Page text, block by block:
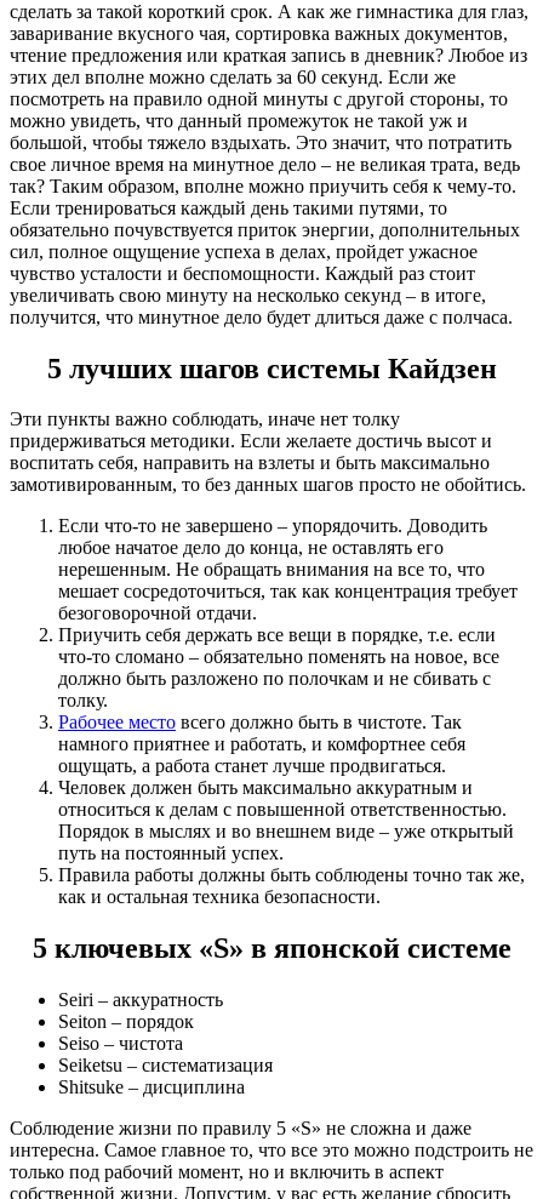
сделать за такой короткий срок. А как же гимнастика для глаз,
заваривание вкусного чая, сортировка важных документов,
чтение предложения или краткая запись в дневник? Любое из
этих дел вполне можно сделать за 60 секунд. Если же
посмотреть на правило одной минуты с другой стороны, то
можно увидеть, что данный промежуток не такой уж и
большой, чтобы тяжело вздыхать. Это значит, что потратить
свое личное время на минутное дело – не великая трата, ведь
так? Таким образом, вполне можно приучить себя к чему-то.
Если тренироваться каждый день такими путями, то
обязательно почувствуется приток энергии, дополнительных
сил, полное ощущение успеха в делах, пройдет ужасное
чувство усталости и беспомощности. Каждый раз стоит
увеличивать свою минуту на несколько секунд – в итоге,
получится, что минутное дело будет длиться даже с полчаса.
5 лучших шагов системы Кайдзен
Эти пункты важно соблюдать, иначе нет толку
придерживаться методики. Если желаете достичь высот и
воспитать себя, направить на взлеты и быть максимально
замотивированным, то без данных шагов просто не обойтись.
Если что-то не завершено – упорядочить. Доводить
любое начатое дело до конца, не оставлять его
нерешенным. Не обращать внимания на все то, что
мешает сосредоточиться, так как концентрация требует
безоговорочной отдачи.
Приучить себя держать все вещи в порядке, т.е. если
что-то сломано – обязательно поменять на новое, все
должно быть разложено по полочкам и не сбивать с
толку.
Рабочее место всего должно быть в чистоте. Так
намного приятнее и работать, и комфортнее себя
ощущать, а работа станет лучше продвигаться.
Человек должен быть максимально аккуратным и
относиться к делам с повышенной ответственностью.
Порядок в мыслях и во внешнем виде – уже открытый
путь на постоянный успех.
Правила работы должны быть соблюдены точно так же,
как и остальная техника безопасности.
5 ключевых «S» в японской системе
Seiri – аккуратность
Seiton – порядок
Seiso – чистота
Seiketsu – систематизация
Shitsuke – дисциплина
Соблюдение жизни по правилу 5 «S» не сложна и даже
интересна. Самое главное то, что все это можно подстроить не
только под рабочий момент, но и включить в аспект
собственной жизни. Допустим, у вас есть желание сбросить